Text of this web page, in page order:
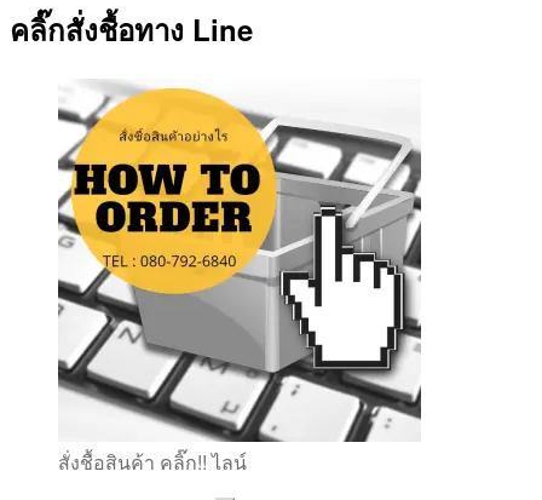
คลิ๊กสั่งชื้อทาง Line
สั่งชื้อสินค้า คลิ๊ก!! ไลน์